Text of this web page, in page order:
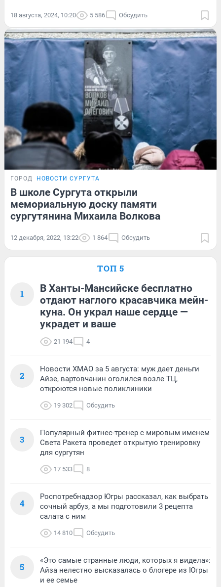
18 августа, 2024, 10:20 5 586 Обсудить
ГОРОД НОВОСТИ СУРГУТА
В школе Сургута открыли
мемориальную доску памяти
сургутянина Михаила Волкова
12 декабря, 2022, 13:22 1 864 Обсудить
ТОП 5
1
В Ханты-Мансийске бесплатно
отдают наглого красавчика мейн-
куна. Он украл наше сердце —
украдет и ваше
21 194 4
2
Новости ХМАО за 5 августа: муж дает деньги
Айзе, вартовчанин оголился возле ТЦ,
откроются новые поликлиники
19 302 Обсудить
3
Популярный фитнес-тренер с мировым именем
Света Ракета проведет открытую тренировку
для сургутян
17 533 8
4
Роспотребнадзор Югры рассказал, как выбрать
сочный арбуз, а мы подготовили 3 рецепта
салата с ним
14 810 Обсудить
5
«Это самые странные люди, которых я видела»:
Айза нелестно высказалась о блогере из Югры
и ее семье